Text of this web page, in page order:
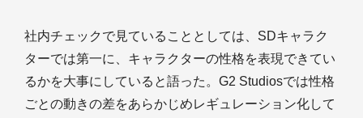
社内チェックで見ていることとしては、SDキャラク
ターでは第一に、キャラクターの性格を表現できてい
るかを大事にしていると語った。G2 Studiosでは性格
ごとの動きの差をあらかじめレギュレーション化して